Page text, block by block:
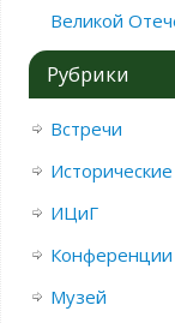
Великой
Рубрики
Встречи
Исторические
ИЦиГ
Конференции
Музей